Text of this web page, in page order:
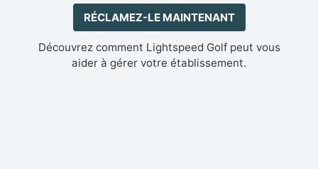
RÉCLAMEZ-LE MAINTENANT
Découvrez comment Lightspeed Golf peut vous
aider à gérer votre établissement.